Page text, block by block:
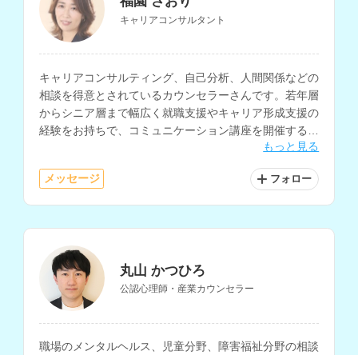
キャリアコンサルタント
キャリアコンサルティング、自己分析、人間関係などの
相談を得意とされているカウンセラーさんです。若年層
からシニア層まで幅広く就職支援やキャリア形成支援の
経験をお持ちで、コミュニケーション講座を開催するな
もっと見る
メッセージ フォロー
丸山 かつひろ
公認心理師・産業カウンセラー
職場のメンタルヘルス、児童分野、障害福祉分野の相談